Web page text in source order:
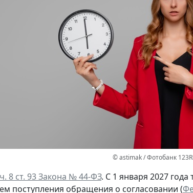
© astimak / Фотобанк
ч. 8 ст. 93 Закона № 44-ФЗ. С 1 января 2027 года
поступления обращения о согласовании (